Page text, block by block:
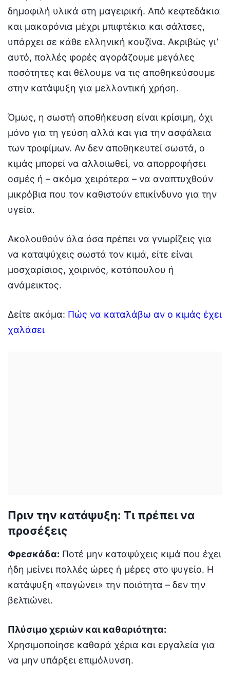
δημοφιλή υλικά στη μαγειρική. Από κεφτεδάκια
και μακαρόνια μέχρι μπιφτέκια και σάλτσες,
υπάρχει σε κάθε ελληνική κουζίνα. Ακριβώς γι’
αυτό, πολλές φορές αγοράζουμε μεγάλες
ποσότητες και θέλουμε να τις αποθηκεύσουμε
στην κατάψυξη για μελλοντική χρήση.
Όμως, η σωστή αποθήκευση είναι κρίσιμη, όχι
μόνο για τη γεύση αλλά και για την ασφάλεια
των τροφίμων. Αν δεν αποθηκευτεί σωστά, ο
κιμάς μπορεί να αλλοιωθεί, να απορροφήσει
οσμές ή – ακόμα χειρότερα – να αναπτυχθούν
μικρόβια που τον καθιστούν επικίνδυνο για την
υγεία.
Ακολουθούν όλα όσα πρέπει να γνωρίζεις για
να καταψύχεις σωστά τον κιμά, είτε είναι
μοσχαρίσιος, χοιρινός, κοτόπουλου ή
ανάμεικτος.
Δείτε ακόμα: Πώς να καταλάβω αν ο κιμάς έχει
χαλάσει
Πριν την κατάψυξη: Τι πρέπει να
προσέξεις
Φρεσκάδα: Ποτέ μην καταψύχεις κιμά που έχει
ήδη μείνει πολλές ώρες ή μέρες στο ψυγείο. Η
κατάψυξη «παγώνει» την ποιότητα – δεν την
βελτιώνει.
Πλύσιμο χεριών και καθαριότητα:
Χρησιμοποίησε καθαρά χέρια και εργαλεία για
να μην υπάρξει επιμόλυνση.